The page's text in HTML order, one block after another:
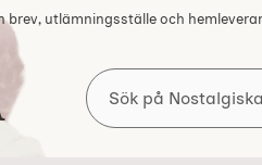
brev, utlämningsställe och
Sök